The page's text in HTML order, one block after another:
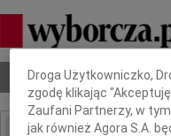
Nekrologi Odeszli
Dbamy o Twoją
Droga Użytkowniczko,
zgodę klikając
Zaufani Partnerzy, w
jak również Agora S.A.